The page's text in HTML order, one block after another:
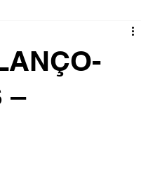
SHORTCUT
–